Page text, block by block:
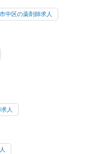
中区の薬剤師求人
人